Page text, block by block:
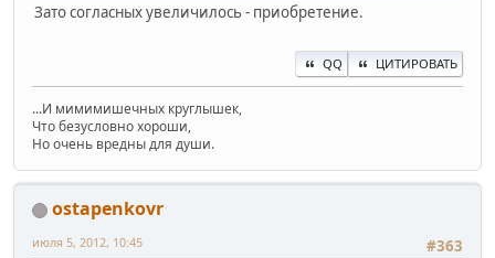
Зато согласных увеличилось - приобретение.
QQ ЦИТИРОВАТЬ
...И мимимишечных круглышек,
Что безусловно хороши,
Но очень вредны для души.
ostapenkovr
#363
июля 5, 2012, 10:45